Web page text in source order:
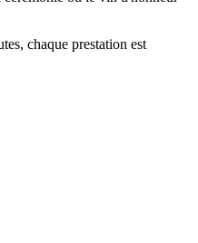
chaque prestation est